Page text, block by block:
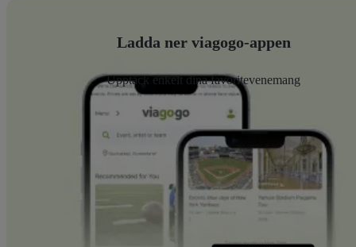
Ladda ner viagogo-appen
Upptäck enkelt dina favoritevenemang